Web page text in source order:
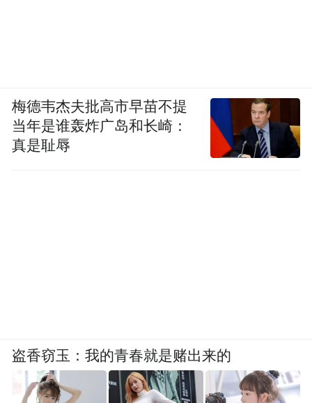
梅德韦杰夫批高市早苗不提
当年是谁轰炸广岛和长崎：
真是耻辱
盗香窃玉：我的青春就是赌出来的